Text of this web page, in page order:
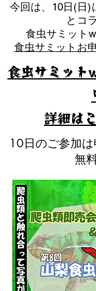
今回は、10日(日)
とコ
食虫サミット
食虫サミットお
10日のご参加
無
食虫サミッ
詳細は